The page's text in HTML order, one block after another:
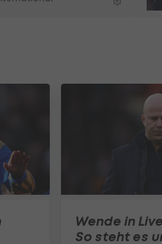
Wende in
So steht es